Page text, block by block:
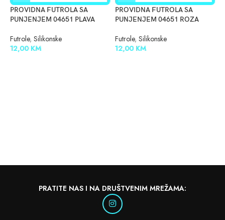
PROVIDNA FUTROLA SA
PUNJENJEM 04651 PLAVA
Futrole, Silikonske
12,00 KM
PROVIDNA FUTROLA SA
PUNJENJEM 04651 ROZA
Futrole, Silikonske
12,00 KM
PRATITE NAS I NA DRUŠTVENIM MREŽAMA: